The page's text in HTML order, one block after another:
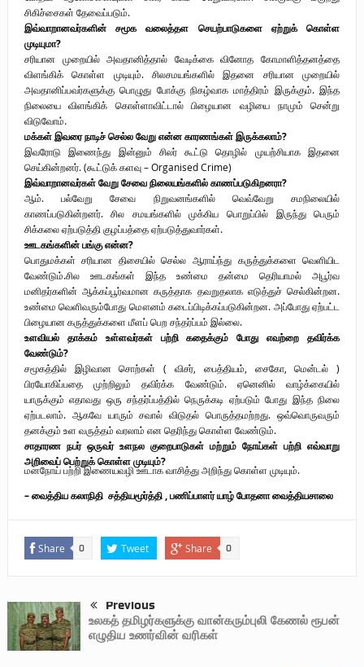
சிகிச்சைகள் தேவைப்படும்.
இவ்வாறானவர்களின் சமூக வலைத்தள செயற்பாடுகளை ஏற்றுக் கொள்ள
முடியுமா?
சரியான முறையில் அவதானித்தால் வேடிக்கை வினோத கோமாளித்தனத்தை
விளங்கிக் கொள்ள முடியும். சிலசமயங்களில் இதனை சரியான முறையில்
அவதானிப்பவர்களுக்கு பொழுது போக்கு நிகழ்வாக மாத்திரம் இருக்கும். இந்த
நிலையை விளங்கிக் கொள்ளாவிட்டால் பிழையான வழியை நாமும் சென்று
விடுவோம்.
மக்கள் இவரை நாடிச் செல்ல வேறு என்ன காரணங்கள் இருக்கலாம்?
இவரோடு இணைந்து இன்னும் சிலர் கூட்டு தொழில் முயற்சியாக இதனை
செய்கின்றனர். (கூட்டுக் களவு – Organised Crime)
இவ்வாறானவர்கள் வேறு சேவை நிலையங்களில் காணப்படுகிறனரா?
ஆம். பல்வேறு சேவை நிறுவனங்களில் வெவ்வேறு சமநிலையில்
காணப்படுகின்றனர். சில சமயங்களில் முக்கிய பொறுப்பில் இருந்து பெரும்
சிக்கலை ஏற்படுத்தி குழப்பத்தை ஏற்படுத்துவார்கள்.
ஊடகங்களின் பங்கு என்ன?
பொதுமக்கள் சரியான திசையில் செல்ல ஆராய்ந்து கருத்துக்களை வெளியிட
வேண்டும்.சில ஊடகங்கள் இந்த உண்மை தன்மை தெரியாமல் அபூர்வ
மனிதர்களின் ஆக்கப்பூர்வமான கருத்தாக தவறுதலாக எடுத்துச் செல்கின்றன.
உண்மை வெளிவரும்போது மௌனம் கடைப்பிடிக்கப்படுகின்றன. அப்போது ஏற்பட்ட
பிழையான கருத்துக்களை மீளப் பெற சந்தர்ப்பம் இல்லை.
உளவியல் தாக்கம் உள்ளவர்கள் பற்றி கதைக்கும் போது எவற்றை தவிர்க்க
வேண்டும்?
சமூகத்தில் இழிவான சொற்கள் ( விசர், பைத்தியம், சைகோ, மென்டல் )
பிரயோகிப்பதை முற்றிலும் தவிர்க்க வேண்டும். ஏனெனில் வாழ்க்கையில்
யாருக்கும் எதாவது ஒரு சந்தர்ப்பத்தில் நெருக்கடி ஏற்படும் போது இந்த நிலை
ஏற்படலாம். ஆகவே யாரும் சவால் விடுதல் பொருத்தமற்றது. ஒவ்வொருவரும்
தனக்கும் உள வருத்தம் வரலாம் என தெரிந்து கொள்ள வேண்டும்.
சாதாரண நபர் ஒருவர் உளநல குறைபாடுகள் மற்றும் நோய்கள் பற்றி எவ்வாறு
அறிவைப் பெற்றுக் கொள்ள முடியும்?
மனநோய் பற்றி இணையவழி ஊடாக வாசித்து அறிந்து கொள்ள முடியும்.
– வைத்திய கலாநிதி சத்தியமூர்த்தி , பணிப்பாளர் யாழ் போதனா வைத்தியசாலை
Share 0 Tweet Share 0
Previous
உலகத் தமிழர்களுக்கு வான்கரும்புலி கேணல் ரூபன்
எழுதிய உணர்வின் வரிகள்